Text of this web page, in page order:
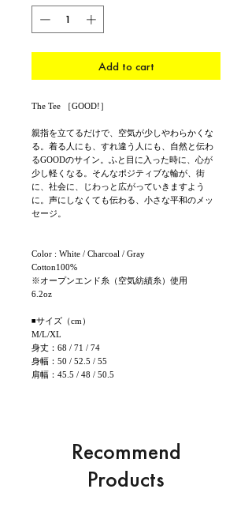
Add to cart
The Tee ［GOOD!］
親指を立てるだけで、空気が少しやわらかくな
る。着る人にも、すれ違う人にも、自然と伝わ
るGOODのサイン。ふと目に入った時に、心が
少し軽くなる。そんなポジティブな輪が、街
に、社会に、じわっと広がっていきますよう
に。声にしなくても伝わる、小さな平和のメッ
セージ。
Color : White / Charcoal / Gray
Cotton100%
※オープンエンド糸（空気紡績糸）使用
6.2oz
◾サイズ（cm）
M/L/XL
身丈：68 / 71 / 74
身幅：50 / 52.5 / 55
肩幅：45.5 / 48 / 50.5
Recommend
Products